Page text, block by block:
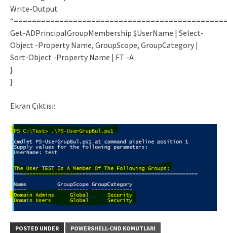
Write-Output
Get-ADPrincipalGroupMembership $UserName | Select-
Object -Property Name, GroupScope, GroupCategory |
Sort-Object -Property Name | FT -A
}
}
Ekran Çıktısı:
POSTED UNDER POWERSHELL-CMD KOMUTLARI